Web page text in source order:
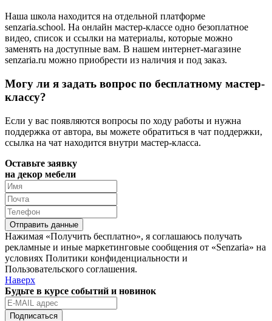
Наша школа находится на отдельной платформе
senzaria.school. На онлайн мастер-классе одно безоплатное
видео, список и ссылки на материалы, которые можно
заменять на доступные вам. В нашем интернет-магазине
senzaria.ru можно приобрести из наличия и под заказ.
Могу ли я задать вопрос по бесплатному мастер-
классу?
Если у вас появляются вопросы по ходу работы и нужна
поддержка от автора, вы можете обратиться в чат поддержки,
ссылка на чат находится внутри мастер-класса.
Оставьте заявку
на декор мебели
Нажимая «Получить бесплатно», я соглашаюсь получать
рекламные и иные маркетинговые сообщения от «Senzaria» на
условиях Политики конфиденциальности и
Пользовательского соглашения.
Наверх
Будьте в курсе событий и новинок
Подписаться